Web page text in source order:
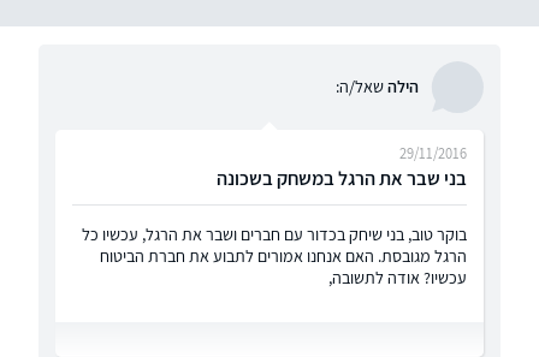
הילהשאל/ה:
בני שבר את הרגל במשחק בשכונה
29/11/2016
בוקר טוב, בני שיחק בכדור עם חברים ושבר את הרגל, עכשיו כל
הרגל מגובסת. האם אנחנו אמורים לתבוע את חברת הביטוח
עכשיו? אודה לתשובה,